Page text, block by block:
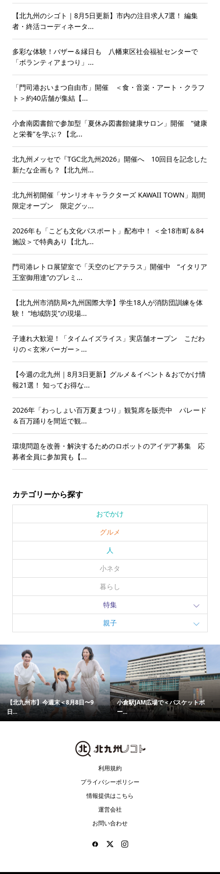
【北九州のシゴト｜8月5日更新】市内の注目求人7選！ 編集
者・終活コーディネータ...
多彩な体験！バザー＆縁日も 八幡東区社会福祉センターで
「ボランティアまつり」...
「門司港おいまつ自由市」開催 ＜食・音楽・アート・クラフ
ト＞約40店舗が集結【...
小倉南図書館で参加型「夏休み図書館健康サロン」開催 “健康
と栄養”を学ぶ？【北...
北九州メッセで『TGC北九州2026』開催へ 10回目を記念した
新たな企画も？【北九州...
北九州初開催「サンリオキャラクターズ KAWAII TOWN」期間
限定オープン 限定グッ...
2026年も「こども文化パスポート」配布中！ ＜全18市町＆84
施設＞で特典あり【北九...
門司港レトロ展望室で「天空のビアテラス」開催中 “イタリア
王室御用達”のプレミ...
【北九州市消防局×九州国際大学】学生18人が消防団訓練を体
験！ “地域防災”の現場...
子連れ大歓迎！「タイムイズライス」実店舗オープン こだわ
りの＜玄米バーガー＞...
【今週の北九州｜8月3日更新】グルメ＆イベント＆おでかけ情
報21選！ 知ってお得な...
2026年「わっしょい百万夏まつり」観覧席を販売中 パレード
＆百万踊りを間近で観...
環境問題を改善・解決するためのロボットのアイデア募集 応
募者全員に参加賞も【...
カテゴリーから探す
おでかけ
グルメ
人
小ネタ
暮らし
特集
親子
【北九州市】今週末＜8月8日〜9
日...
小倉駅JAM広場で＜バスケットボ
ー...
利用規約
プライバシーポリシー
情報提供はこちら
運営会社
お問い合わせ